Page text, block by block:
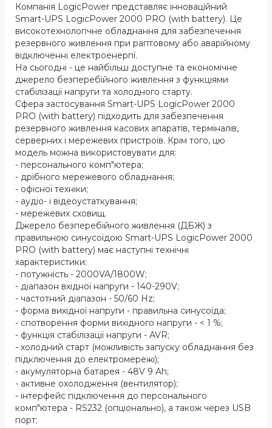
Компанія LogicPower представляє інноваційний
Smart-UPS LogicPower 2000 PRO (with battery). Це
високотехнологічне обладнання для забезпечення
резервного живлення при раптовому або аварійному
відключенні електроенергії.
На сьогодні - це найбільш доступне та економічне
джерело безперебійного живлення з функціями
стабілізації напруги та холодного старту.
Сфера застосування Smart-UPS LogicPower 2000
PRO (with battery) підходить для забезпечення
резервного живлення касових апаратів, терміналів,
серверних і мережевих пристроїв. Крім того, цю
модель можна використовувати для:
- персонального комп"ютера;
- дрібного мережевого обладнання;
- офісної техніки;
- аудіо- і відеоустаткування;
- мережевих сховищ.
Джерело безперебійного живлення (ДБЖ) з
правильною синусоїдою Smart-UPS LogicPower 2000
PRO (with battery) має наступні технічні
характеристики:
- потужність - 2000VA/1800W;
- діапазон вхідної напруги - 140-290V;
- частотний діапазон - 50/60 Hz;
- форма вихідної напруги - правильна синусоїда;
- спотворення форми вихідного напруги - < 1 %;
- функція стабілізації напруги - AVR;
- холодний старт (можливість запуску обладнання без
підключення до електромережі);
- акумуляторна батарея - 48V 9 Ah;
- активне охолодження (вентилятор);
- інтерфейс підключення до персонального
комп"ютера - RS232 (опціонально), а також через USB
порт;